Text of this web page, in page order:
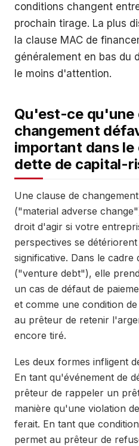
conditions changent
prochain tirage. La plus
la clause MAC de
généralement en bas du
le moins d'attention.
Qu'est-ce qu'une
changement
important dans le
dette de capital-
Une clause de
("material adverse
droit d'agir si votre
perspectives se
significative. Dans le cadre
("venture debt"), elle
un cas de défaut de
et comme une condition
au prêteur de retenir
encore tiré.
Les deux formes infligent
En tant qu'événement de
prêteur de rappeler un
manière qu'une violation
ferait. En tant que
permet au prêteur de